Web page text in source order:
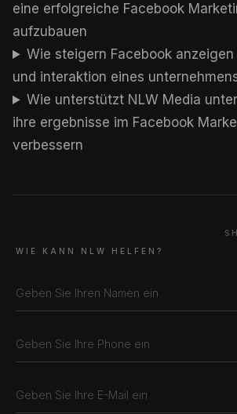
eine erfolgreiche Facebook
aufzubauen
Wie steigern Facebook
und interaktion eines
Wie unterstützt NLW Media
ihre ergebnisse im Facebook
verbessern
WIE KANN NLW HELFEN?